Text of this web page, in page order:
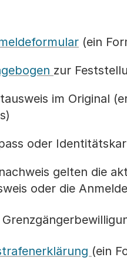
(ein
zur
im Original
oder
gelten die
oder die
(ein